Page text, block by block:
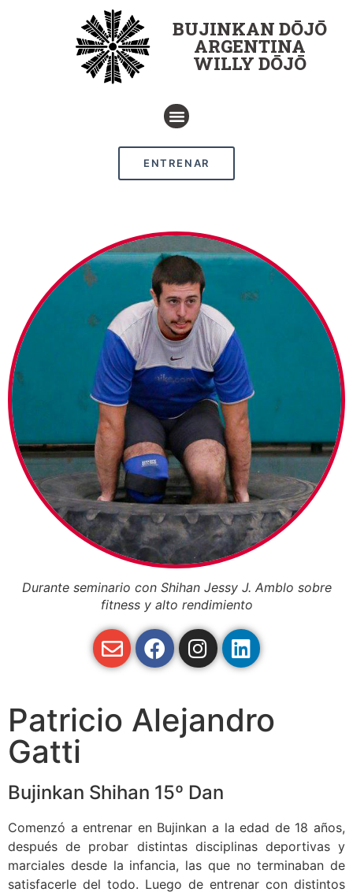
BUJINKAN DŌJŌ
ARGENTINA
WILLY DŌJŌ
ENTRENAR
Durante seminario con Shihan Jessy J. Amblo sobre
fitness y alto rendimiento
Patricio Alejandro
Gatti
Bujinkan Shihan 15º Dan
Comenzó a entrenar en Bujinkan a la edad de 18 años,
después de probar distintas disciplinas deportivas y
marciales desde la infancia, las que no terminaban de
satisfacerle del todo. Luego de entrenar con distintos